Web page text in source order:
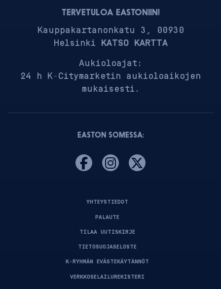
TERVETULOA EASTONIIN!
Kauppakartanonkatu 3, 00930
Helsinki KATSO KARTTA
Aukioloajat:
24 h K-Citymarketin aukioloaikojen
mukaisesti.
EASTON SOMESSA:
YHTEYSTIEDOT
PALAUTE
TILAA UUTISKIRJE
TIETOSUOJASELOSTE
K-RYHMÄN EVÄSTEKÄYTÄNNÖT
VERKKOSELAILUREKISTERI